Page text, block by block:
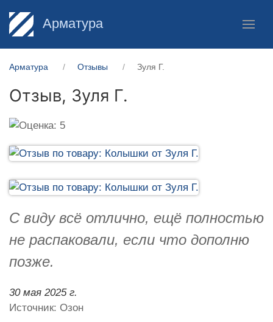
Арматура
Арматура Отзывы Зуля Г.
Отзыв, Зуля Г.
С виду всё отлично, ещё полностью
не распаковали, если что дополню
позже.
30 мая 2025 г.
Источник: Озон